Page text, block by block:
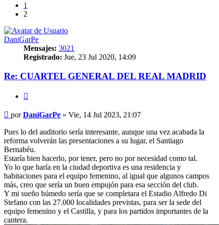
1
2
DaniGarPe
Mensajes: 3021
Registrado: Jue, 23 Jul 2020, 14:09
Re: CUARTEL GENERAL DEL REAL MADRID
Mensaje
porDaniGarPe » Vie, 14 Jul 2023, 21:07
Pues lo del auditorio sería interesante, aunque una vez acabada la
reforma volverán las presentaciones a su lugar, el Santiago
Bernabéu.
Estaría bien hacerlo, por tener, pero no por necesidad como tal.
Yo lo que haría en la ciudad deportiva es una residencia y
habitaciones para el equipo femenino, al igual que algunos campos
más, creo que sería un buen empujón para esa sección del club.
Y mi sueño húmedo sería que se completara el Estadio Alfredo Di
Stefano con las 27.000 localidades previstas, para ser la sede del
equipo femenino y el Castilla, y para los partidos importantes de la
cantera.